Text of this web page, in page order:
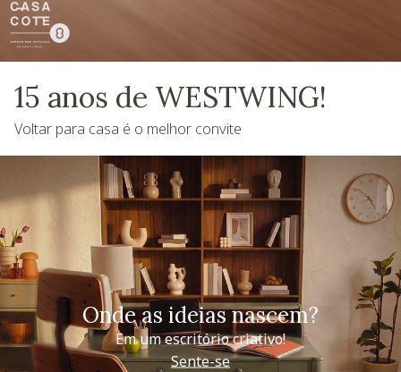
15 anos de WESTWING!
Voltar para casa é o melhor convite
Onde as ideias nascem?
Em um escritório criativo!
Sente-se